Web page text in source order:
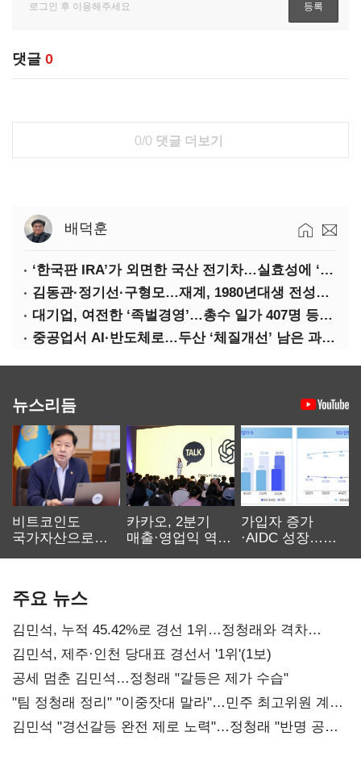
댓글 0
0/0 댓글 더보기
배덕훈
‘한국판 IRA’가 외면한 국산 전기차…실효성에 ‘의문’
김동관·정기선·구형모…재계, 1980년대생 전성시대
대기업, 여전한 ‘족벌경영’…총수 일가 407명 등기임원
중공업서 AI·반도체로…두산 ‘체질개선’ 남은 과제는
뉴스리듬
비트코인도
국가자산으로…'
카카오, 2분기
매출·영업익 역대
가입자 증가
·AIDC 성장…
주요 뉴스
김민석, 누적 45.42%로 경선 1위…정청래와 격차
0.86%p(2보)
김민석, 제주·인천 당대표 경선서 '1위'(1보)
공세 멈춘 김민석…정청래 "갈등은 제가 수습"
"팀 정청래 정리" "이중잣대 말라"…민주 최고위원 계파
다툼 격화
김민석 "경선갈등 완전 제로 노력"…정청래 "반명 공세